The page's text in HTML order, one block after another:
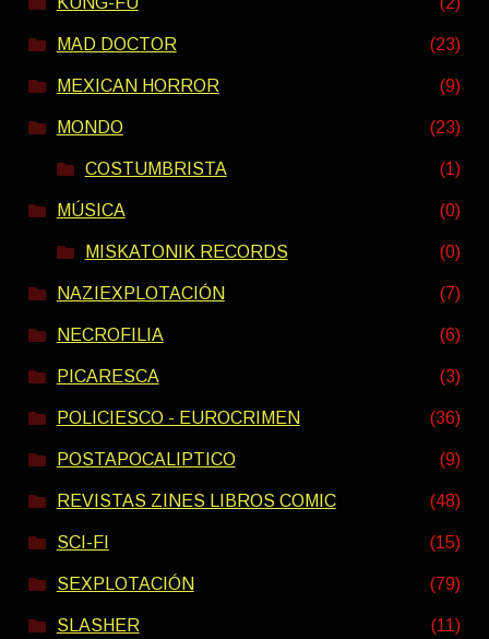
MAD DOCTOR (23)
MEXICAN HORROR (9)
MONDO (23)
COSTUMBRISTA (1)
MÚSICA (0)
MISKATONIK RECORDS (0)
NAZIEXPLOTACIÓN (7)
NECROFILIA (6)
PICARESCA (3)
POLICIESCO - EUROCRIMEN (36)
POSTAPOCALIPTICO (9)
REVISTAS ZINES LIBROS COMIC (48)
SCI-FI (15)
SEXPLOTACIÓN (79)
SLASHER (11)